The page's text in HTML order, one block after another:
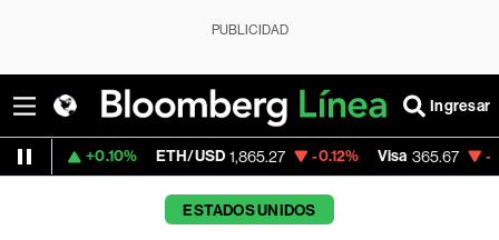
PUBLICIDAD
Ingresar
ETH/USD 1,865.27 -0.12% Visa 365.67 -0.13%
ESTADOS UNIDOS